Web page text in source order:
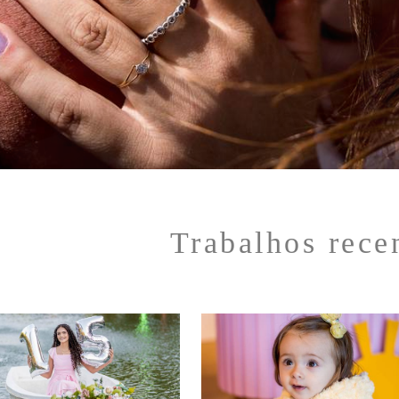
Trabalhos